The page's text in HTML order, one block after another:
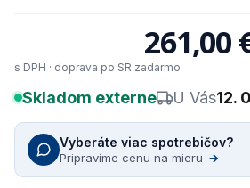
261,00
s DPH · doprava po SR zadarmo
Skladom externe U Vás12.
Vyberáte viac spotrebičov?
Pripravíme cenu na mieru →